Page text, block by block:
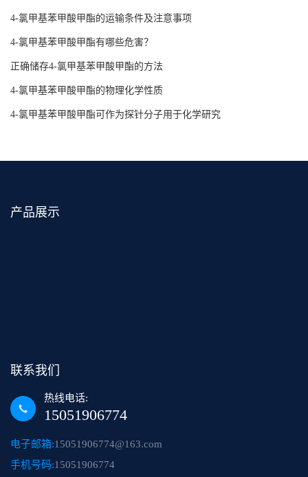
4-氯甲基苯甲酸甲酯的运输条件及注意事项
4-氯甲基苯甲酸甲酯有哪些危害？
正确储存4-氯甲基苯甲酸甲酯的方法
4-氯甲基苯甲酸甲酯的物理化学性质
4-氯甲基苯甲酸甲酯可作为探针分子用于化学研究
产品展示
联系我们
热线电话:
15051906774
电子邮箱:15051906774@163.com
手机号码:15051906774